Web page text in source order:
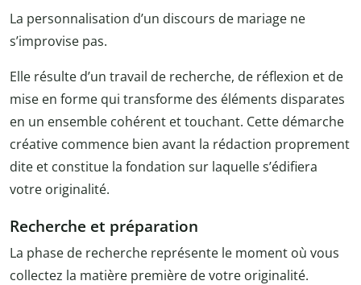
La personnalisation d’un discours de mariage ne
s’improvise pas.
Elle résulte d’un travail de recherche, de réflexion et de
mise en forme qui transforme des éléments disparates
en un ensemble cohérent et touchant. Cette démarche
créative commence bien avant la rédaction proprement
dite et constitue la fondation sur laquelle s’édifiera
votre originalité.
Recherche et préparation
La phase de recherche représente le moment où vous
collectez la matière première de votre originalité.